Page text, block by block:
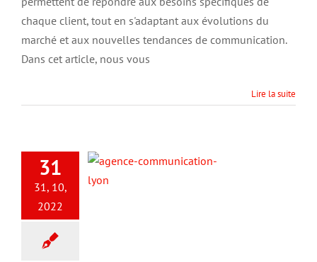
chaque client, tout en s'adaptant aux évolutions du
marché et aux nouvelles tendances de communication.
Dans cet article, nous vous
Lire la suite
31
31, 10,
2022